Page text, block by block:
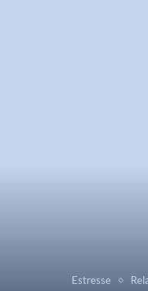
Estresse